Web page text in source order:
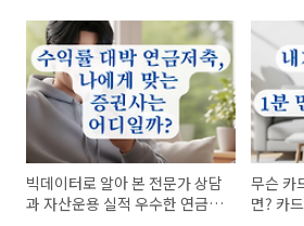
빅데이터로 알아 본 전문가 상담
과 자산운용 실적 우수한 연금저
무슨 카
면? 카